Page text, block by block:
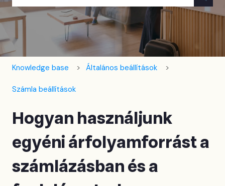
Nincs javaslat, mert üres a keresőmező.
Knowledge base Általános beállítások
Számla beállítások
Hogyan használjunk
egyéni árfolyamforrást a
számlázásban és a